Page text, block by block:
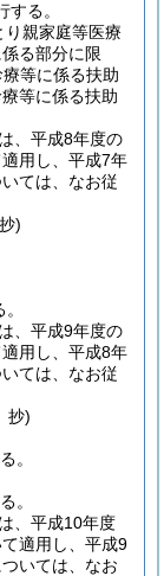
る。
り親家庭等医療
係る部分に限
等に係る扶助
等に係る扶助
、平成8年度の
用し、平成7年
ては、なお従
)
、平成9年度の
用し、平成8年
ては、なお従
抄)
。
。
、平成10年度
適用し、平成9
いては、なお